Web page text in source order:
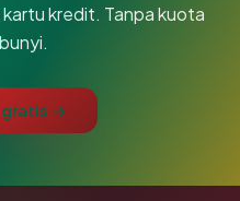
kredit. Tanpa kuota
gratis →